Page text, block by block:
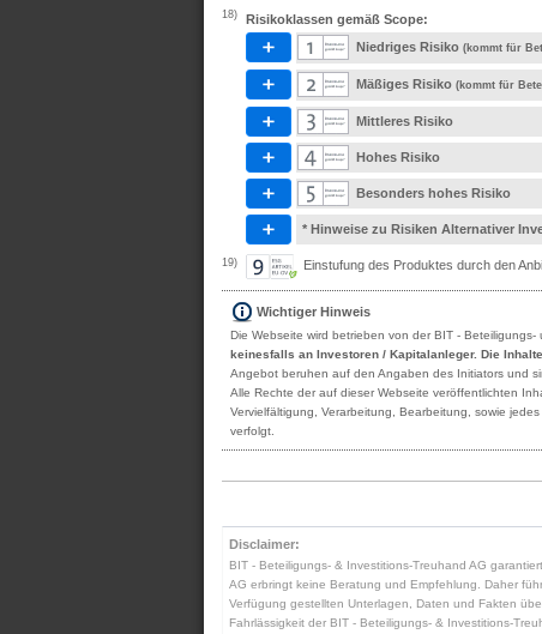
18)
Risikoklassen gemäß Scope:
Niedriges Risiko (kommt für
Mäßiges Risiko (kommt für
Mittleres Risiko
Hohes Risiko
Besonders hohes Risiko
* Hinweise zu Risiken Alternativer
19) Einstufung des Produktes durch den
Wichtiger Hinweis
Die Webseite wird betrieben von der BIT - Beteiligungs-
keinesfalls an Investoren / Kapitalanleger. Die
Angebot beruhen auf den Angaben des Initiators und
Alle Rechte der auf dieser Webseite veröffentlichten
Vervielfältigung, Verarbeitung, Bearbeitung, sowie
verfolgt.
Disclaimer:
BIT - Beteiligungs- & Investitions-Treuhand AG
AG erbringt keine Beratung und Empfehlung. Daher
Verfügung gestellten Unterlagen, Daten und Fakten
Fahrlässigkeit der BIT - Beteiligungs- & Investitions-